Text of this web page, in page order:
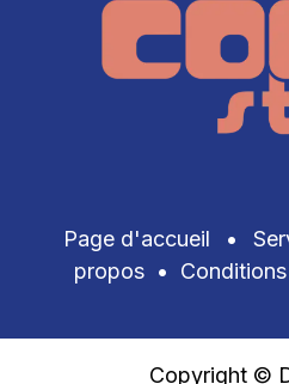
Page d'accueil •
propos •
Copyright ©